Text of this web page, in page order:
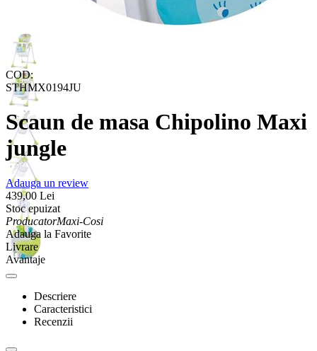
COD:
STHMX0194JU
Scaun de masa Chipolino Maxi
jungle
Adauga un review
439,00 Lei
Stoc epuizat
ProducatorMaxi-Cosi
Adauga la Favorite
Livrare
Avantaje
Descriere
Caracteristici
Recenzii